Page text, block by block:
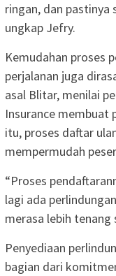
ringan, dan pastinya
ungkap Jefry.
Kemudahan proses
perjalanan juga
asal Blitar, menilai
Insurance membuat
itu, proses daftar
mempermudah
“Proses
lagi ada
merasa lebih tenang
Penyediaan
bagian dari